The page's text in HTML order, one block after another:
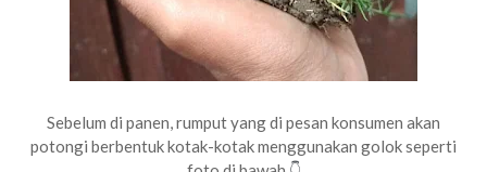
Sebelum di panen, rumput yang di pesan konsumen akan
potongi berbentuk kotak-kotak menggunakan golok seperti